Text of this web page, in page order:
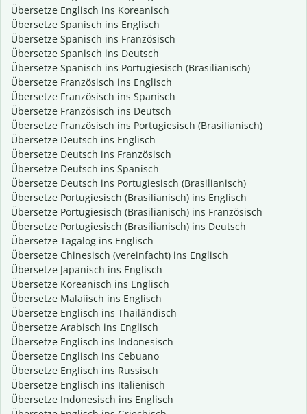
Übersetze Englisch ins Koreanisch
Übersetze Spanisch ins Englisch
Übersetze Spanisch ins Französisch
Übersetze Spanisch ins Deutsch
Übersetze Spanisch ins Portugiesisch (Brasilianisch)
Übersetze Französisch ins Englisch
Übersetze Französisch ins Spanisch
Übersetze Französisch ins Deutsch
Übersetze Französisch ins Portugiesisch (Brasilianisch)
Übersetze Deutsch ins Englisch
Übersetze Deutsch ins Französisch
Übersetze Deutsch ins Spanisch
Übersetze Deutsch ins Portugiesisch (Brasilianisch)
Übersetze Portugiesisch (Brasilianisch) ins Englisch
Übersetze Portugiesisch (Brasilianisch) ins Französisch
Übersetze Portugiesisch (Brasilianisch) ins Deutsch
Übersetze Tagalog ins Englisch
Übersetze Chinesisch (vereinfacht) ins Englisch
Übersetze Japanisch ins Englisch
Übersetze Koreanisch ins Englisch
Übersetze Malaiisch ins Englisch
Übersetze Englisch ins Thailändisch
Übersetze Arabisch ins Englisch
Übersetze Englisch ins Indonesisch
Übersetze Englisch ins Cebuano
Übersetze Englisch ins Russisch
Übersetze Englisch ins Italienisch
Übersetze Indonesisch ins Englisch